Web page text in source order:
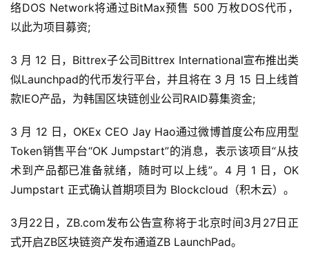
络DOS Network将通过BitMax预售 500 万枚DOS代币，
以此为项目募资;
3 月 12 日，Bittrex子公司Bittrex International宣布推出类
似Launchpad的代币发行平台，并且将在 3 月 15 日上线首
款IEO产品，为韩国区块链创业公司RAID募集资金;
3 月 12 日，OKEx CEO Jay Hao通过微博首度公布应用型
Token销售平台“OK Jumpstart”的消息，表示该项目“从技
术到产品都已准备就绪，随时可以上线”。4 月 1 日，OK
Jumpstart 正式确认首期项目为 Blockcloud（积木云）。
3月22日，ZB.com发布公告宣称将于北京时间3月27日正
式开启ZB区块链资产发布通道ZB LaunchPad。